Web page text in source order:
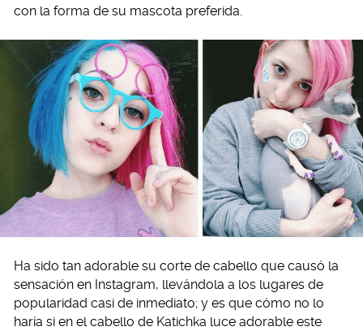
con la forma de su mascota preferida.
Ha sido tan adorable su corte de cabello que causó la
sensación en Instagram, llevándola a los lugares de
popularidad casi de inmediato; y es que cómo no lo
haría si en el cabello de Katichka luce adorable este